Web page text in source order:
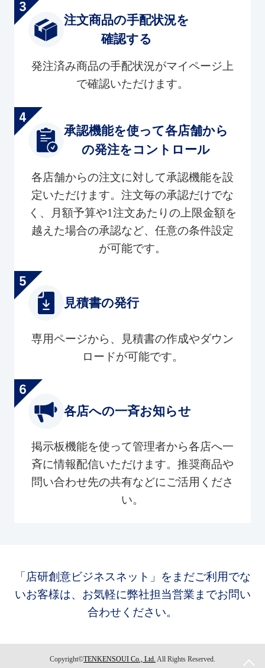
注文商品の手配状況を
確認する
発注済み商品の手配状況がマイページ上
で確認いただけます。
承認機能を使って各店舗から
の発注をコントロール
各店舗からの注文に対して承認機能を設
定いただけます。注文毎の承認だけでな
く、月額予算や1注文あたりの上限金額を
越えた場合の承認など、任意の条件設定
が可能です。
見積書の発行
専用ページから、見積書の作成やダウン
ロードが可能です。
各店への一斉お知らせ
掲示板機能を使って管理者から各店へ一
斉に情報配信いただけます。推奨商品や
問い合わせ先の共有などにご活用くださ
い。
「店研創意ビジネスネット」をまだご利用でな
いお客様は、お気軽に弊社担当営業までお問い
合わせください。
Copyright©TENKENSOUI Co., Ltd. All Rights Reserved.